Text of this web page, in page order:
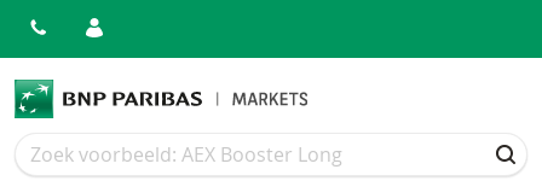
Zoek
Zoek